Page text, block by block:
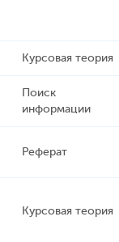
Курсовая теория
Поиск
информации
Реферат
Курсовая теория